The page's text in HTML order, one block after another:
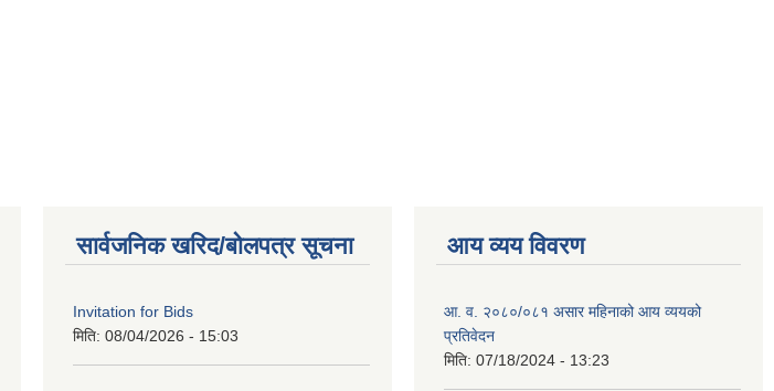
सार्वजनिक खरिद/बोलपत्र सूचना
Invitation for Bids
मिति: 08/04/2026 - 15:03
आय व्यय विवरण
आ. व. २०८०/०८१ असार महिनाको आय व्ययको
प्रतिवेदन
मिति: 07/18/2024 - 13:23